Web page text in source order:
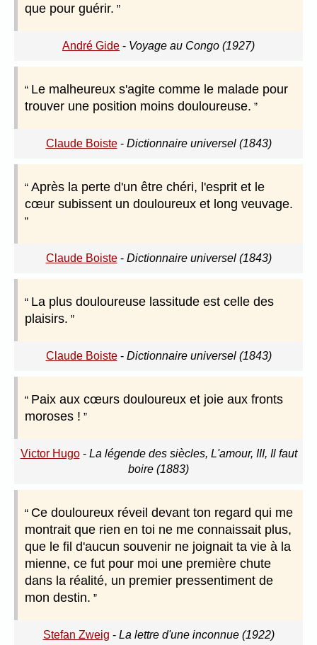
que pour guérir.
André Gide - Voyage au Congo (1927)
Le malheureux s'agite comme le malade pour
trouver une position moins douloureuse.
Claude Boiste- Dictionnaire universel (1843)
Après la perte d'un être chéri, l'esprit et le
cœur subissent un douloureux et long veuvage.
Claude Boiste- Dictionnaire universel (1843)
La plus douloureuse lassitude est celle des
plaisirs.
Claude Boiste- Dictionnaire universel (1843)
Paix aux cœurs douloureux et joie aux fronts
moroses !
Victor Hugo- La légende des siècles, L'amour, III, Il faut
boire (1883)
Ce douloureux réveil devant ton regard qui me
montrait que rien en toi ne me connaissait plus,
que le fil d'aucun souvenir ne joignait ta vie à la
mienne, ce fut pour moi une première chute
dans la réalité, un premier pressentiment de
mon destin.
Stefan Zweig - La lettre d'une inconnue (1922)